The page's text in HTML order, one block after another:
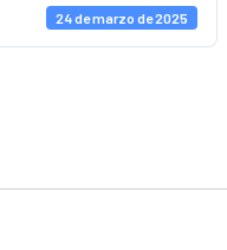
24 de marzo de 2025